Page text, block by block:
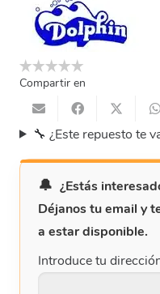
Compartir en
🔧 ¿Este repuesto te
¿Estás
Déjanos tu email y
a estar disponible.
Introduce tu